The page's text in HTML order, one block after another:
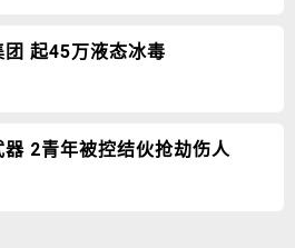
起45万液态冰毒
2青年被控结伙抢劫伤人